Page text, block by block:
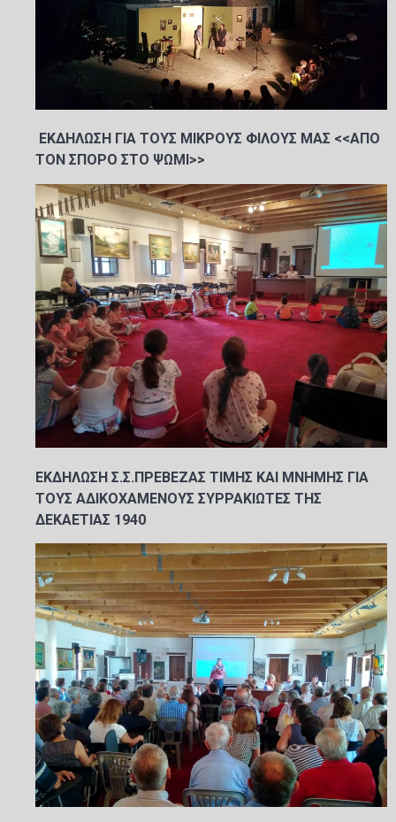
ΕΚΔΗΛΩΣΗ ΓΙΑ ΤΟΥΣ ΜΙΚΡΟΥΣ ΦΙΛΟΥΣ ΜΑΣ <<ΑΠΟ
ΤΟΝ ΣΠΟΡΟ ΣΤΟ ΨΩΜΙ>>
ΕΚΔΗΛΩΣΗ Σ.Σ.ΠΡΕΒΕΖΑΣ ΤΙΜΗΣ ΚΑΙ ΜΝΗΜΗΣ ΓΙΑ
ΤΟΥΣ ΑΔΙΚΟΧΑΜΕΝΟΥΣ ΣΥΡΡΑΚΙΩΤΕΣ ΤΗΣ
ΔΕΚΑΕΤΙΑΣ 1940